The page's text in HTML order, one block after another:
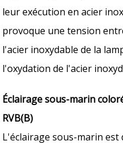
leur exécution en acier
provoque une tension
l'acier inoxydable de la
l'oxydation de l'acier
Éclairage sous-marin
RVB(B)
L'éclairage sous-marin